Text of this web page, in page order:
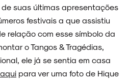
de suas últimas apresentações
festivais a que assistiu
relação com esse símbolo da
o Tangos & Tragédias,
ele já se sentia em casa
para ver uma foto de Hique